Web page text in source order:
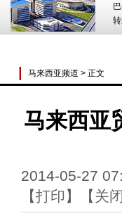
马来西亚频道 > 正文
马来西亚
2014-05-27
【打印 】【关闭